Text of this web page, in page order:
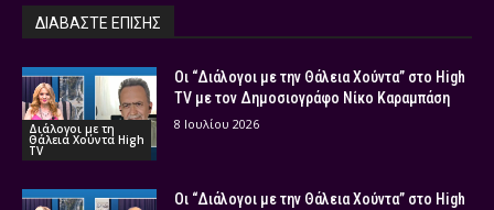
ΔΙΑΒΑΣΤΕ ΕΠΙΣΗΣ
Διάλογοι με τη
Θάλεια Χούντα High
TV
Οι “Διάλογοι με την Θάλεια Χούντα” στο High
TV με τον Δημοσιογράφο Νίκο Καραμπάση
8 Ιουλίου 2026
Οι “Διάλογοι με την Θάλεια Χούντα” στο High